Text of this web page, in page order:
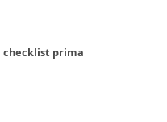
checklist prima